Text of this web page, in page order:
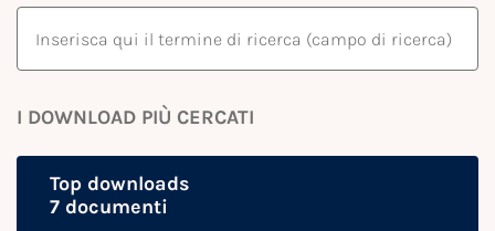
I DOWNLOAD PIÙ CERCATI
Top downloads
7 documenti